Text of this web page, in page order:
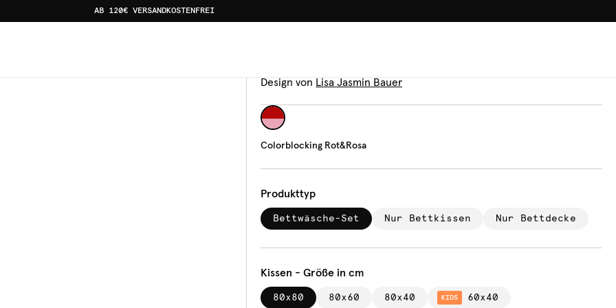
AB 120€ VERSANDKOSTENFREI
Bettwäsche
Design von Lisa Jasmin Bauer
Colorblocking Rot&Rosa
Produkttyp
Bettwäsche-Set Nur Bettkissen Nur Bettdecke
Kissen - Größe in cm
80x80 80x60 80x40 KIDS 60x40